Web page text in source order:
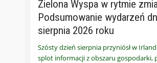
Zielona Wyspa w rytmie
Podsumowanie wydarzeń
sierpnia 2026 roku
Szósty dzień sierpnia przyniósł w
splot informacji z obszaru gospodarki,